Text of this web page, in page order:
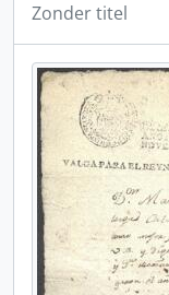
Zonder titel